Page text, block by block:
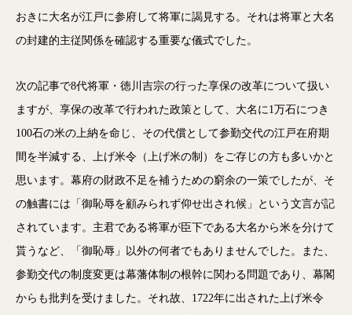
おきに大名が江戸に参府して将軍に謁見する。それは将軍と大名
の封建的主従関係を確認する重要な儀式でした。
次の記事で8代将軍・徳川吉宗の行った享保の改革について扱い
ますが、享保の改革で行われた政策として、大名に1万石につき
100石の米の上納を命じ、その代償として参勤交代の江戸在府期
間を半減する、上げ米令（上げ米の制）をご存じの方も多いかと
思います。幕府の財政不足を補うための窮余の一策でしたが、そ
の触書には「御恥辱を顧みられず仰せ出され候」という文言が記
されています。主君である将軍が臣下である大名から米を分けて
貰うなど、「御恥辱」以外の何者でもありませんでした。また、
参勤交代の制度変更は幕藩体制の根幹に関わる問題であり、幕閣
からも批判を受けました。それ故、1722年に出された上げ米令